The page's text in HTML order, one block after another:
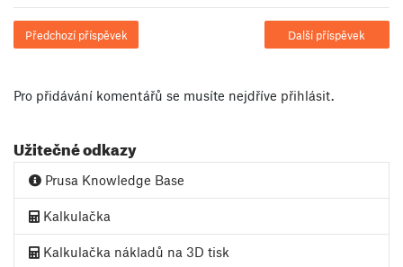
Předchozí příspěvek Další příspěvek
Pro přidávání komentářů se musíte nejdříve přihlásit.
Užitečné odkazy
Prusa Knowledge Base
Kalkulačka
Kalkulačka nákladů na 3D tisk